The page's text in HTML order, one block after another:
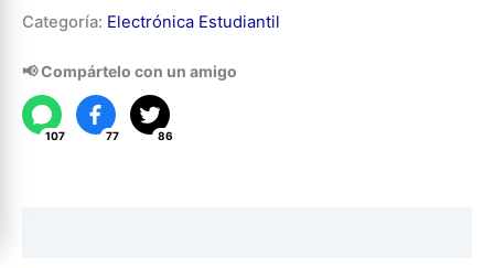
de
Reconocimiento
de
Voz
Categoría: Electrónica Estudiantil
📢 Compártelo con un amigo
107 77 86